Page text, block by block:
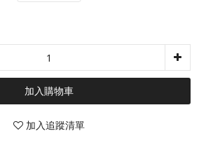
加入購物車
加入追蹤清單